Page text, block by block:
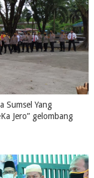
Sumsel Yang
Jero” gelombang